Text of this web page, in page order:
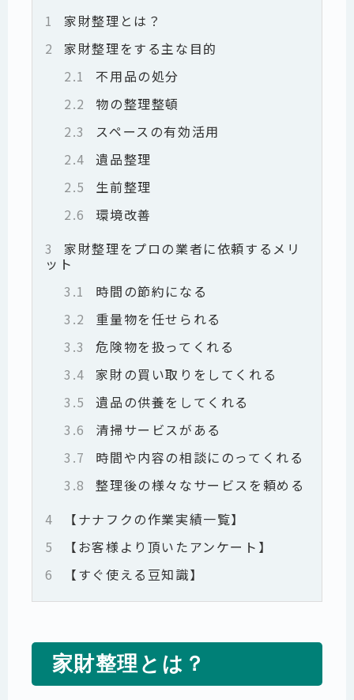
1
家財整理とは？
2
家財整理をする主な目的
2.1
不用品の処分
2.2
物の整理整頓
2.3
スペースの有効活用
2.4
遺品整理
2.5
生前整理
2.6
環境改善
3
家財整理をプロの業者に依頼するメリ
ット
3.1
時間の節約になる
3.2
重量物を任せられる
3.3
危険物を扱ってくれる
3.4
家財の買い取りをしてくれる
3.5
遺品の供養をしてくれる
3.6
清掃サービスがある
3.7
時間や内容の相談にのってくれる
3.8
整理後の様々なサービスを頼める
4
【ナナフクの作業実績一覧】
5
【お客様より頂いたアンケート】
6
【すぐ使える豆知識】
家財整理とは？